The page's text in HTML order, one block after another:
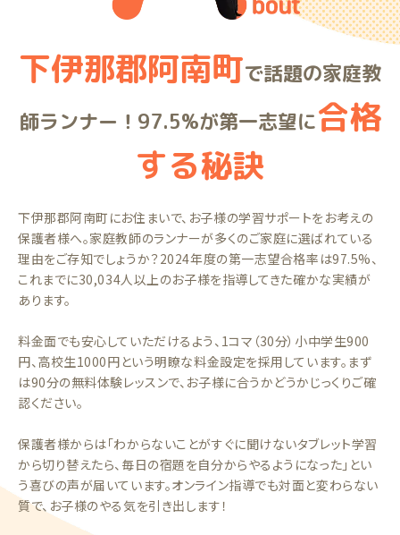
下伊那郡阿南町で話題の家庭教
師ランナー！97.5%が第一志望に合格
する秘訣
下伊那郡阿南町にお住まいで、お子様の学習サポートをお考えの
保護者様へ。家庭教師のランナーが多くのご家庭に選ばれている
理由をご存知でしょうか？2024年度の第一志望合格率は97.5%、
これまでに30,034人以上のお子様を指導してきた確かな実績が
あります。
料金面でも安心していただけるよう、1コマ（30分）小中学生900
円、高校生1000円という明瞭な料金設定を採用しています。まず
は90分の無料体験レッスンで、お子様に合うかどうかじっくりご確
認ください。
保護者様からは「わからないことがすぐに聞けないタブレット学習
から切り替えたら、毎日の宿題を自分からやるようになった」とい
う喜びの声が届いています。オンライン指導でも対面と変わらない
質で、お子様のやる気を引き出します！